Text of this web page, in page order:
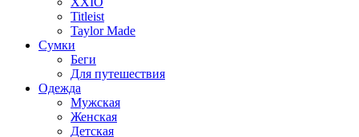
Titleist
Taylor Made
Сумки
Беги
Для путешествия
Одежда
Мужская
Женская
Детская